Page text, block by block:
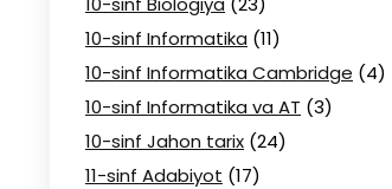
10-sinf Informatika (11)
10-sinf Informatika Cambridge (4)
10-sinf Informatika va AT (3)
10-sinf Jahon tarix (24)
11-sinf Adabiyot (17)